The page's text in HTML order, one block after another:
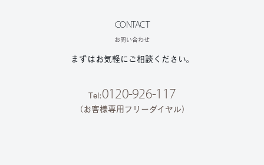
CONTACT
お問い合わせ
まずはお気軽にご相談ください。
Tel:0120-926-117
（お客様専用フリーダイヤル）